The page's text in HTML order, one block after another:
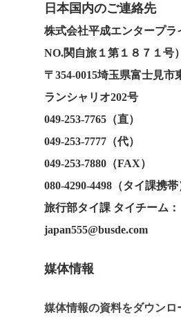
日本国内のご連絡先
株式会社平成エンタープラ
NO.関自旅１第１８７１号）
〒354-0015埼玉県富士見市
ランシャリオ202号
049-253-7765（直）
049-253-7777（代）
049-253-7880（FAX）
080-4290-4498（タイ課携帯
旅行部タイ課 タイチーム：
japan555@busde.com
媒体情報
媒体情報の資料をダウンロ